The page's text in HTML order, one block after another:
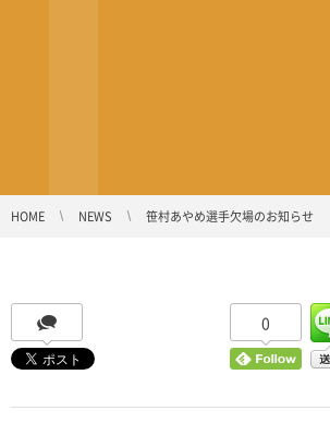
HOME NEWS 笹村あやめ選手欠場のお知らせ
0